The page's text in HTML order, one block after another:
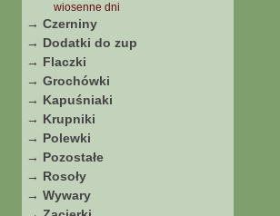
wiosenne dni
→ Czerniny
→ Dodatki do zup
→ Flaczki
→ Grochówki
→ Kapuśniaki
→ Krupniki
→ Polewki
→ Pozostałe
→ Rosoły
→ Wywary